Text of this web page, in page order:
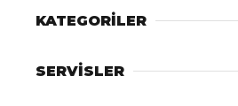
KATEGORİLER
SERVİSLER